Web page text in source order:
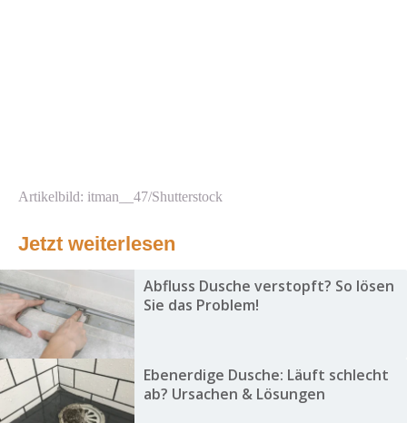
Artikelbild: itman__47/Shutterstock
Jetzt weiterlesen
Abfluss Dusche verstopft? So lösen
Sie das Problem!
Ebenerdige Dusche: Läuft schlecht
ab? Ursachen & Lösungen